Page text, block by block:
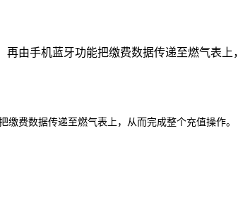
由手机蓝牙功能把缴费数据传递至燃气表上，
缴费数据传递至燃气表上，从而完成整个充值操作。